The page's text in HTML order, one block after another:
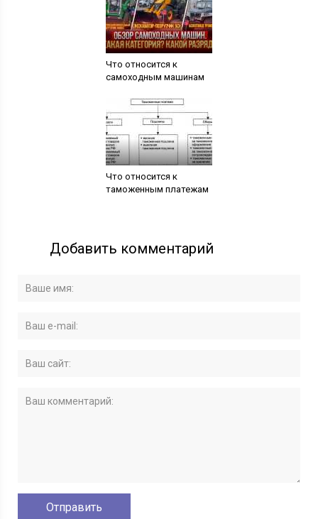
Что относится к
самоходным машинам
Что относится к
таможенным платежам
Добавить комментарий